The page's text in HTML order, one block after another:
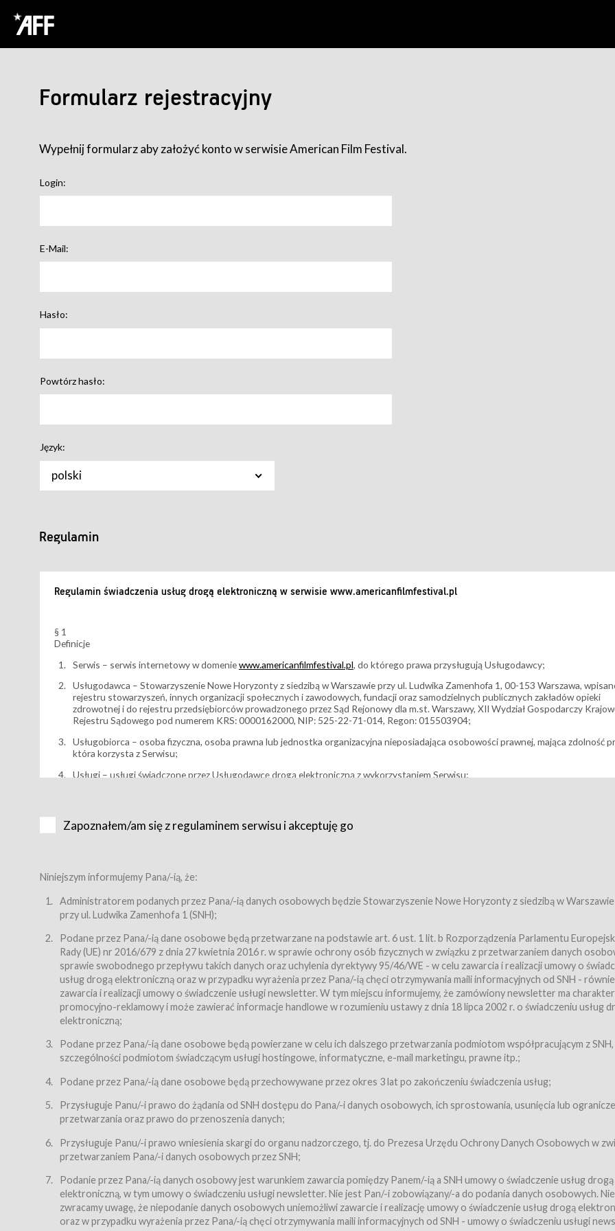
Formularz rejestracyjny
Wypełnij formularz aby założyć konto w serwisie American Film Festival.
Login:
E-Mail:
Hasło:
Powtórz hasło:
Język:
polski
Regulamin
Regulamin świadczenia usług drogą elektroniczną w serwisie www.americanfilmfestival.pl
§ 1
Definicje
Serwis – serwis internetowy w domeniewww.americanfilmfestival.pl, do którego prawa przysługują Usługodawcy;
Usługodawca – Stowarzyszenie Nowe Horyzonty z siedzibą w Warszawie przy ul. Ludwika Zamenhofa 1, 00-153 Warszawa,
rejestru stowarzyszeń, innych organizacji społecznych i zawodowych, fundacji oraz samodzielnych publicznych zakładów opieki
zdrowotnej i do rejestru przedsiębiorców prowadzonego przez Sąd Rejonowy dla m.st. Warszawy, XII Wydział Gospodarczy
Rejestru Sądowego pod numerem KRS: 0000162000, NIP: 525-22-71-014, Regon: 015503904;
Usługobiorca – osoba fizyczna, osoba prawna lub jednostka organizacyjna nieposiadająca osobowości prawnej, mająca zdolność
która korzysta z Serwisu;
Usługi – usługi świadczone przez Usługodawcę drogą elektroniczną z wykorzystaniem Serwisu;
Karnety – wybrane dokumenty potwierdzające zawarcie umowy z Usługodawcą i uprawniające do wzięcia udziału w Wydarzeniu,
Bilety – wybrane dokumenty potwierdzające zawarcie umowy z Usługodawcą i uprawniające do wzięcia udziału w Wydarzeniu,
przewidziane przez Usługodawcę dla danego Wydarzenia, tj. uprawniające do uczestnictwa w wielu albo w pojedynczych seansach
filmowych, wydarzeniach specjalnych i koncertach;
Sklep – sklep internetowy prowadzony przez Usługodawcę w Serwisie;
Regulamin – niniejszy regulamin.
§ 2
Postanowienia ogólne
Regulamin określa zasady:
świadczenia Usługobiorcom Usług przez Usługodawcę, z zastrzeżeniem usług, o których mowa w ust. 2 pkt. 4 i 5 poniżej,
zasady świadczenia precyzują odrębne regulaminy,
przetwarzania przez Usługodawcę danych osobowych Usługobiorców będących osobami fizycznymi.
Usługodawca świadczy w szczególności następujące Usługi:Usługodawca świadczy Usługi drogą elektroniczną w rozumieniu
dnia 18 lipca 2002 r. o świadczeniu usług drogą elektroniczną (Dz.U. z 2002 r., Nr 144, poz. 1204, z późń. zm.). Usługi świadczone są
nieodpłatnie.
usługę przeglądania i odczytywania przez Usługobiorców materiałów zamieszczanych w Serwisie,
usługę newsletter,
usługę zawierania na odległość umów nabycia Karnetów i Biletów,
usługę zawierania na odległość umów sprzedaży w Sklepie.
Usługodawca świadczy Usługi drogą elektroniczną w rozumieniu ustawy z dnia 18 lipca 2002 r. o świadczeniu usług drogą
(Dz.U. z 2002 r., Nr 144, poz. 1204, z późń. zm.). Usługi świadczone są nieodpłatnie.
Zapoznałem/am się z regulaminem serwisu i akceptuję go
Niniejszym informujemy Pana/-ią, że:
Administratorem podanych przez Pana/-ią danych osobowych będzie Stowarzyszenie Nowe Horyzonty z siedzibą w
przy ul. Ludwika Zamenhofa 1 (SNH);
Podane przez Pana/-ią dane osobowe będą przetwarzane na podstawie art. 6 ust. 1 lit. b Rozporządzenia Parlamentu
Rady (UE) nr 2016/679 z dnia 27 kwietnia 2016 r. w sprawie ochrony osób fizycznych w związku z przetwarzaniem danych
sprawie swobodnego przepływu takich danych oraz uchylenia dyrektywy 95/46/WE - w celu zawarcia i realizacji umowy o
usług drogą elektroniczną oraz w przypadku wyrażenia przez Pana/-ią chęci otrzymywania maili informacyjnych od SNH -
zawarcia i realizacji umowy o świadczenie usługi newsletter. W tym miejscu informujemy, że zamówiony newsletter ma charakter
promocyjno-reklamowy i może zawierać informacje handlowe w rozumieniu ustawy z dnia 18 lipca 2002 r. o świadczeniu usług
elektroniczną;
Podane przez Pana/-ią dane osobowe będą powierzane w celu ich dalszego przetwarzania podmiotom współpracującym z
szczególności podmiotom świadczącym usługi hostingowe, informatyczne, e-mail marketingu, prawne itp.;
Podane przez Pana/-ią dane osobowe będą przechowywane przez okres 3 lat po zakończeniu świadczenia usług;
Przysługuje Panu/-i prawo do żądania od SNH dostępu do Pana/-i danych osobowych, ich sprostowania, usunięcia lub
przetwarzania oraz prawo do przenoszenia danych;
Przysługuje Panu/-i prawo wniesienia skargi do organu nadzorczego, tj. do Prezesa Urzędu Ochrony Danych Osobowych w
przetwarzaniem Pana/-i danych osobowych przez SNH;
Podanie przez Pana/-ią danych osobowy jest warunkiem zawarcia pomiędzy Panem/-ią a SNH umowy o świadczenie usług drogą
elektroniczną, w tym umowy o świadczeniu usługi newsletter. Nie jest Pan/-i zobowiązany/-a do podania danych osobowych.
zwracamy uwagę, że niepodanie danych osobowych uniemożliwi zawarcie i realizację umowy o świadczenie usług drogą
oraz w przypadku wyrażenia przez Pana/-ią chęci otrzymywania maili informacyjnych od SNH - umowy o świadczeniu usługi